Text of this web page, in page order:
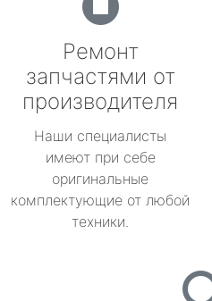
Ремонт
запчастями от
производителя
Наши специалисты
имеют при себе
оригинальные
комплектующие от любой
техники.